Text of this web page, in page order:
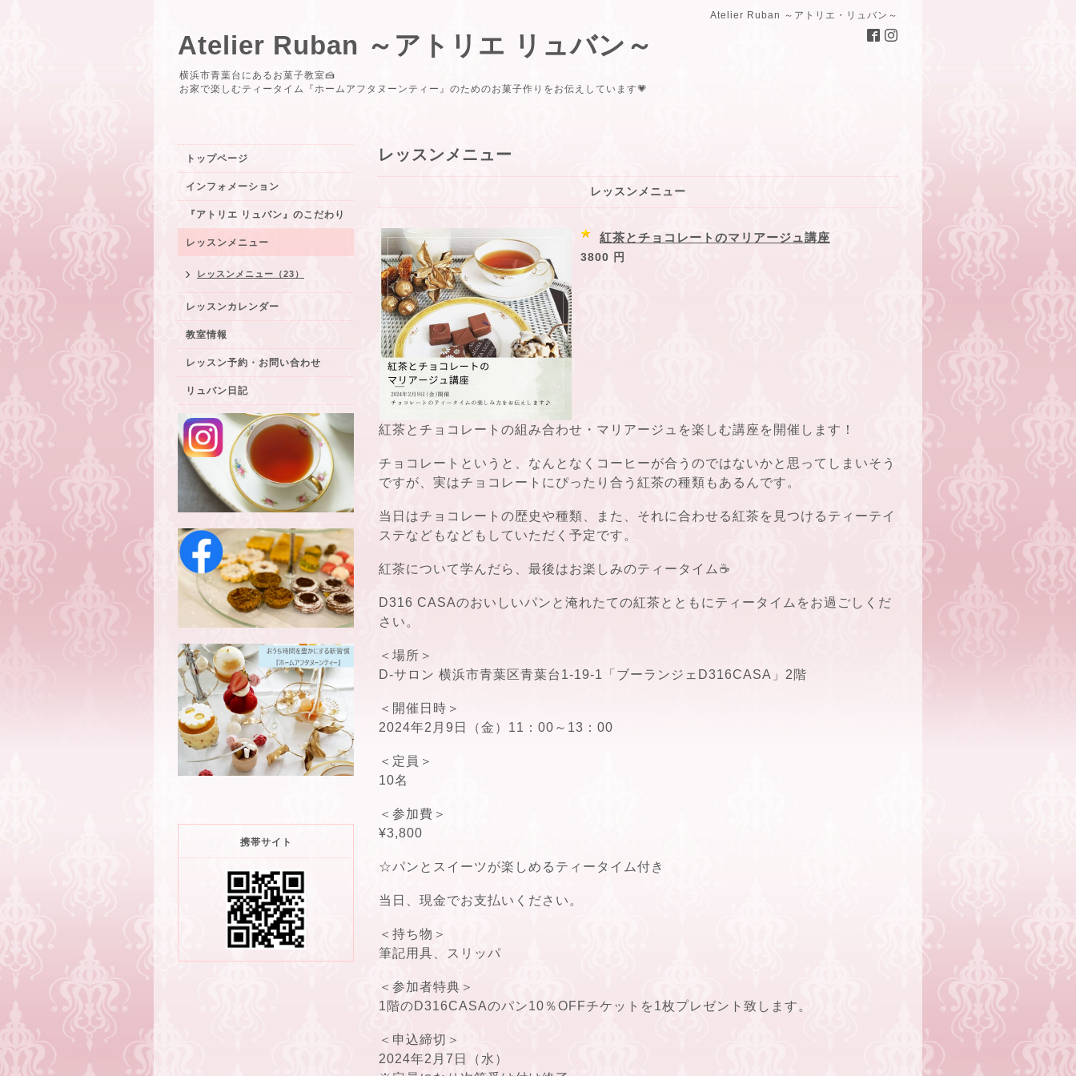
Atelier Ruban ～アトリエ・リュバン～
Atelier Ruban ～アトリエ リュバン～
横浜市青葉台にあるお菓子教室🍰
お家で楽しむティータイム『ホームアフタヌーンティー』のためのお菓子作りをお伝えしています💗
レッスンメニュー
レッスンメニュー
紅茶とチョコレートのマリアージュ講座
3800 円
紅茶とチョコレートの組み合わせ・マリアージュを楽しむ講座を開催します！
チョコレートというと、なんとなくコーヒーが合うのではないかと思ってしまいそう
ですが、実はチョコレートにぴったり合う紅茶の種類もあるんです。
当日はチョコレートの歴史や種類、また、それに合わせる紅茶を見つけるティーテイ
ステなどもなどもしていただく予定です。
紅茶について学んだら、最後はお楽しみのティータイム☕
D316 CASAのおいしいパンと淹れたての紅茶とともにティータイムをお過ごしくだ
さい。
＜場所＞
D-サロン 横浜市青葉区青葉台1-19-1「ブーランジェD316CASA」2階
＜開催日時＞
2024年2月9日（金）11：00～13：00
＜定員＞
10名
＜参加費＞
¥3,800
☆パンとスイーツが楽しめるティータイム付き
当日、現金でお支払いください。
＜持ち物＞
筆記用具、スリッパ
＜参加者特典＞
1階のD316CASAのパン10％OFFチケットを1枚プレゼント致します。
＜申込締切＞
2024年2月7日（水）
トップページ
インフォメーション
『アトリエ リュバン』のこだわり
レッスンメニュー
レッスンメニュー（23）
レッスンカレンダー
教室情報
レッスン予約・お問い合わせ
リュバン日記
携帯サイト